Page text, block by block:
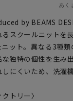
あく
by BEAMS
スクールニットを
ニット。異なる3種
独特の個性を生み
にくいため、洗濯
トリー〉